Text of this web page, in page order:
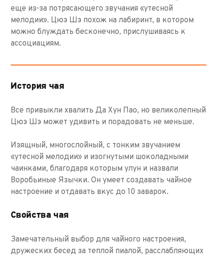
еще из-за потрясающего звучания «утесной
мелодии». Цюэ Шэ похож на лабиринт, в котором
можно блуждать бесконечно, прислушиваясь к
ассоциациям.
История чая
Все привыкли хвалить Да Хун Пао, но великолепный
Цюэ Шэ может удивить и порадовать не меньше.
Изящный, многослойный, с тонким звучанием
«утесной мелодии» и изогнутыми шоколадными
чаинками, благодаря которым улун и назвали
Воробьиные Язычки. Он умеет создавать чайное
настроение и отдавать вкус до 10 заварок.
Свойства чая
Замечательный выбор для чайного настроения,
дружеских бесед за теплой пиалой, расслабляющих